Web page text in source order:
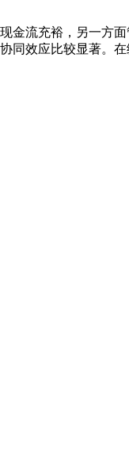
流充裕，另一方
效应比较显著。